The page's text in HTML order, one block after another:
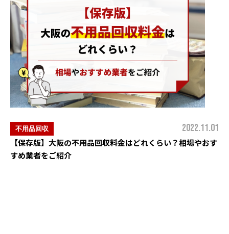
不用品回収 2022.11.01
【保存版】大阪の不用品回収料金はどれくらい？相場やおす
すめ業者をご紹介